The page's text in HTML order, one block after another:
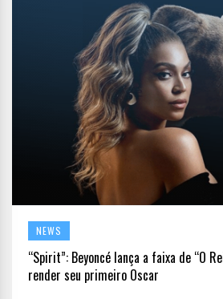
NEWS
“Spirit”: Beyoncé lança a faixa de “O
render seu primeiro Oscar